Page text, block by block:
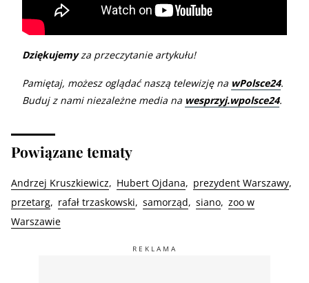
Dziękujemyza przeczytanie artykułu!
Pamiętaj, możesz oglądać naszą telewizję na wPolsce24.
Buduj z nami niezależne media na wesprzyj.wpolsce24.
Powiązane tematy
Andrzej Kruszkiewicz Hubert Ojdana
prezydent Warszawy
przetarg
rafał trzaskowski samorząd siano zoo w
Warszawie